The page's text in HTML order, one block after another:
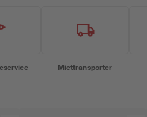
Miettransporter